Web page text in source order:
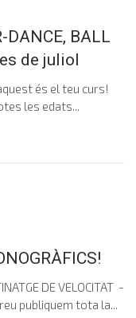
DANCE, BALL
de juliol
és el teu curs!
les edats...
DE VELOCITAT -
publiquem tota la...